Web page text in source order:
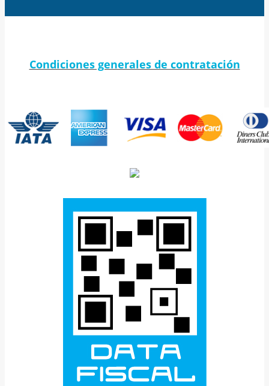
Condiciones generales de contratación